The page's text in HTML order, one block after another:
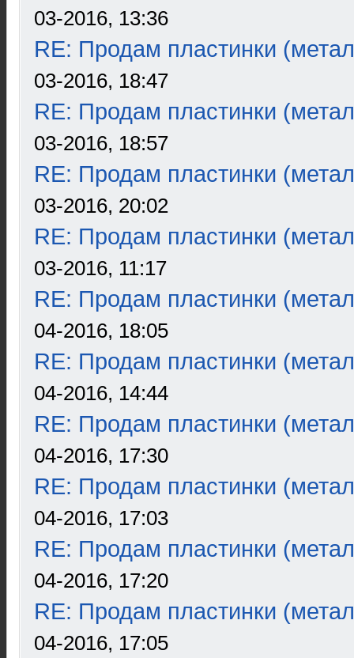
03-2016, 13:36
RE: Продам пластинки
03-2016, 18:47
RE: Продам пластинки
03-2016, 18:57
RE: Продам пластинки
03-2016, 20:02
RE: Продам пластинки
03-2016, 11:17
RE: Продам пластинки
04-2016, 18:05
RE: Продам пластинки
04-2016, 14:44
RE: Продам пластинки
04-2016, 17:30
RE: Продам пластинки
04-2016, 17:03
RE: Продам пластинки
04-2016, 17:20
RE: Продам пластинки
04-2016, 17:05